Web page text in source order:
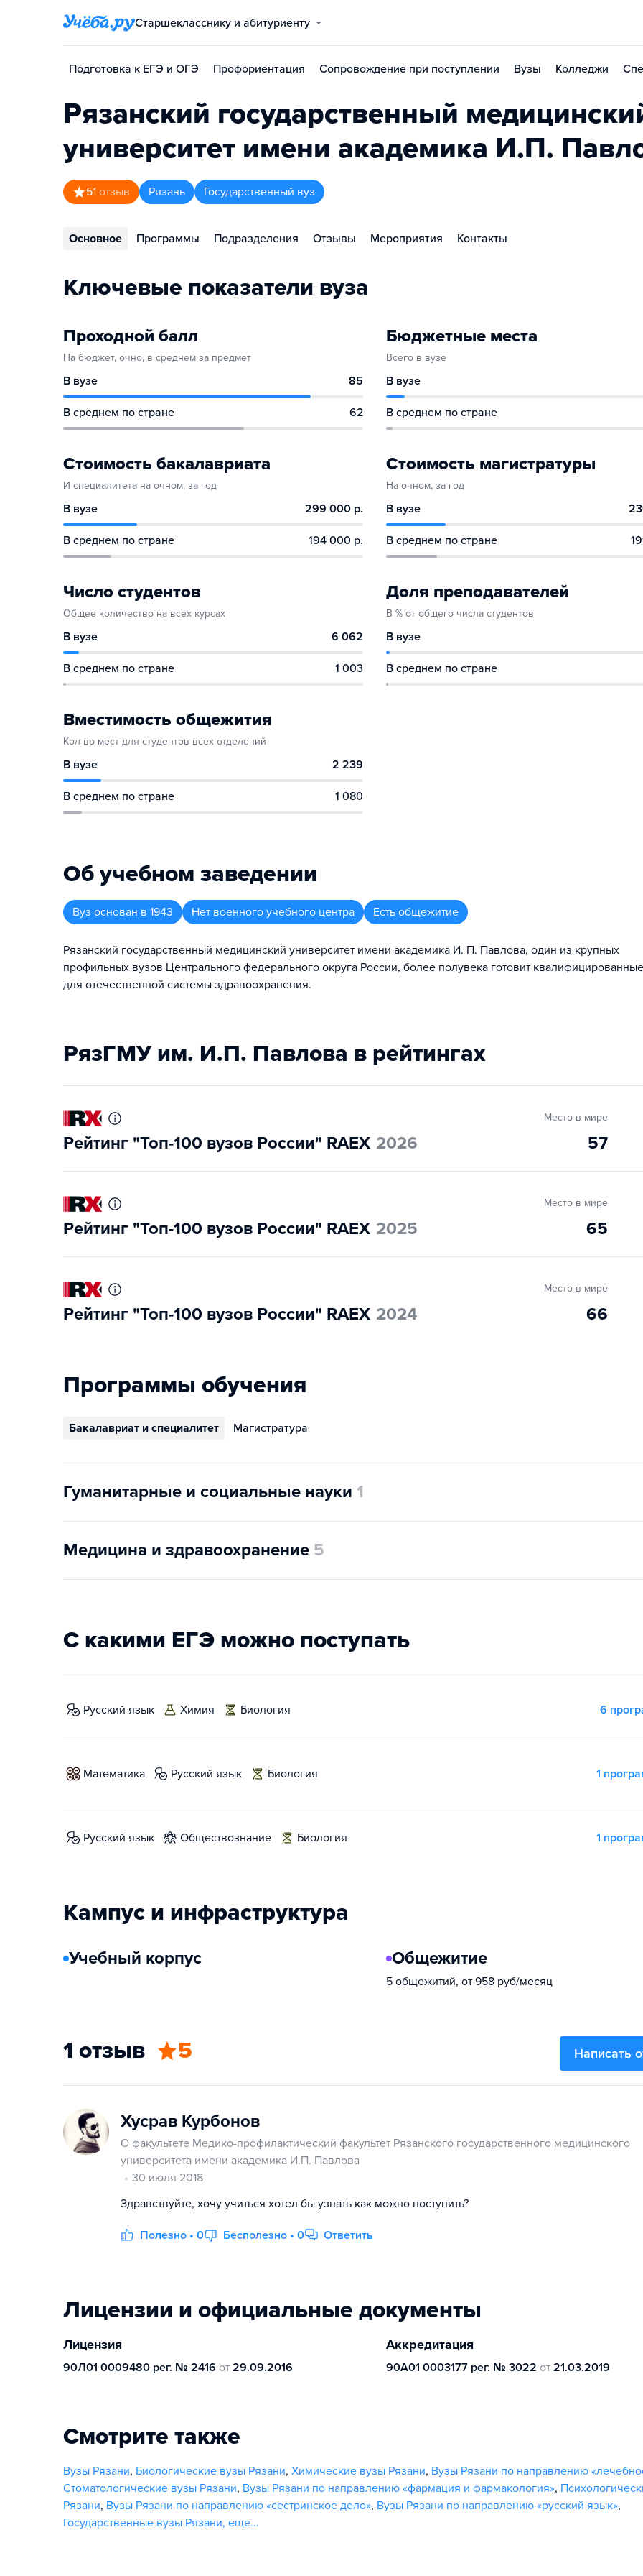
Старшекласснику и абитуриенту
Подготовка к ЕГЭ и ОГЭ Профориентация Сопровождение при поступлении Вузы Колледжи
Рязанский государственный
университет имени академика И.П.
51 отзыв Рязань Государственный вуз
Основное Программы Подразделения Отзывы Мероприятия Контакты
Ключевые показатели вуза
Проходной балл
На бюджет, очно, в среднем за предмет
В вузе 85
В среднем по стране 62
Бюджетные места
Всего в вузе
В вузе
В среднем по стране
Стоимость бакалавриата
И специалитета на очном, за год
В вузе 299 000 р.
В среднем по стране 194 000 р.
Стоимость магистратуры
На очном, за год
В вузе
В среднем по стране
Число студентов
Общее количество на всех курсах
В вузе 6 062
В среднем по стране 1 003
Доля преподавателей
В % от общего числа студентов
В вузе
В среднем по стране
Вместимость общежития
Кол-во мест для студентов всех отделений
В вузе 2 239
В среднем по стране 1 080
Об учебном заведении
Вуз основан в 1943 Нет военного учебного центра Есть общежитие
Рязанский государственный медицинский университет имени академика И. П. Павлова, один из крупных
профильных вузов Центрального федерального округа России, более полувека готовит
для отечественной системы здравоохранения.
РязГМУ им. И.П. Павлова в рейтингах
Место в мире
Рейтинг "Топ-100 вузов России" RAEX 2026 57
Место в мире
Рейтинг "Топ-100 вузов России" RAEX 2025 65
Место в мире
Рейтинг "Топ-100 вузов России" RAEX 2024 66
Программы обучения
Бакалавриат и специалитет Магистратура
Гуманитарные и социальные науки 1
Медицина и здравоохранение 5
С какими ЕГЭ можно поступать
русский язык химия биология 6
математика русский язык биология 1
русский язык обществознание биология 1
Кампус и инфраструктура
Учебный корпус Общежитие
5 общежитий, от 958 руб/месяц
1 отзыв 5 Написать
Хусрав Курбонов
О факультете Медико-профилактический факультет Рязанского государственного медицинского
университета имени академика И.П. Павлова
30 июля 2018
Здравствуйте, хочу учиться хотел бы узнать как можно поступить?
Полезно • 0 Бесполезно • 0 Ответить
Лицензии и официальные документы
Лицензия
90Л01 0009480 рег. № 2416 от 29.09.2016
Аккредитация
90А01 0003177 рег. № 3022 от 21.03.2019
Смотрите также
Вузы Рязани, Биологические вузы Рязани, Химические вузы Рязани, Вузы Рязани по направлению
Стоматологические вузы Рязани, Вузы Рязани по направлению «фармация и фармакология»,
Рязани, Вузы Рязани по направлению «сестринское дело», Вузы Рязани по направлению «русский язык»,
Государственные вузы Рязани, еще...